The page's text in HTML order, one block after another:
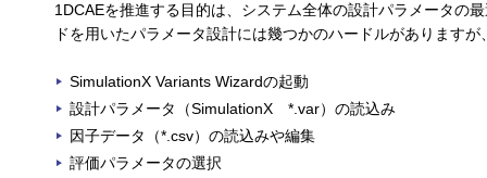
1DCAEを推進する目的は、システム全体の設計パラメータの
ドを用いたパラメータ設計には幾つかのハードルがあります
SimulationX Variants Wizardの起動
設計パラメータ（SimulationX *.var）の読込み
因子データ（*.csv）の読込みや編集
評価パラメータの選択